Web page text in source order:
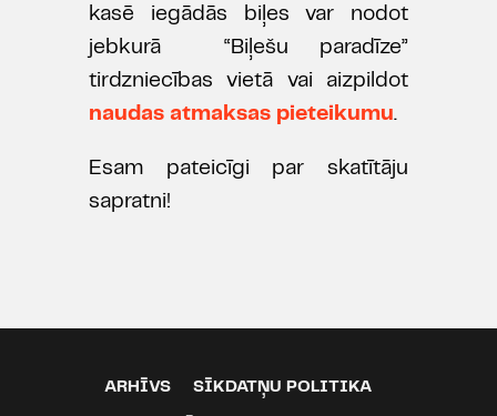
kasē iegādās biļes var nodot
jebkurā “Biļešu paradīze”
tirdzniecības vietā vai aizpildot
naudas atmaksas pieteikumu.
Esam pateicīgi par skatītāju
sapratni!
ARHĪVS SĪKDATŅU POLITIKA